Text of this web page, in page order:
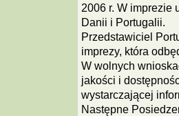
2006 r. W imprezie
Danii i Portugalii.
Przedstawiciel
imprezy, która
W wolnych
jakości i
wystarczającej
Następne